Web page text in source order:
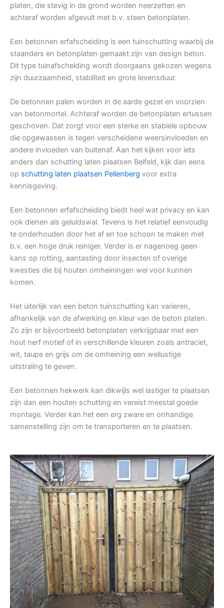
platen, die stevig in de grond worden neerzetten en
achteraf worden afgevult met b.v. steen betonplaten.
Een betonnen erfafscheiding is een tuinschutting waarbij de
staanders en betonplaten gemaakt zijn van design beton.
Dit type tuinafscheiding wordt doorgaans gekozen wegens
zijn duurzaamheid, stabiliteit en grote levensduur.
De betonnen palen worden in de aarde gezet en voorzien
van betonmortel. Achteraf worden de betonplaten ertussen
geschoven. Dat zorgt voor een sterke en stabiele opbouw
die opgewassen is tegen verscheidene weersinvloeden en
andere invloeden van buitenaf. Aan het kijken voor iets
anders dan schutting laten plaatsen Belfeld, kijk dan eens
op schutting laten plaatsen Pellenberg voor extra
kennisgeving.
Een betonnen erfafscheiding biedt heel wat privacy en kan
ook dienen als geluidswal. Tevens is het relatief eenvoudig
te onderhouden door het af en toe schoon te maken met
b.v. een hoge druk reiniger. Verder is er nagenoeg geen
kans op rotting, aantasting door insecten of overige
kwesties die bij houten omheiningen wel voor kunnen
komen.
Het uiterlijk van een beton tuinschutting kan varieren,
afhankelijk van de afwerking en kleur van de beton platen.
Zo zijn er bijvoorbeeld betonplaten verkrijgbaar met een
hout nerf motief of in verschillende kleuren zoals antraciet,
wit, taupe en grijs om de omheining een wellustige
uitstraling te geven.
Een betonnen hekwerk kan dikwijls wel lastiger te plaatsen
zijn dan een houten schutting en vereist meestal goede
montage. Verder kan het een erg zware en onhandige
samenstelling zijn om te transporteren en te plaatsen.